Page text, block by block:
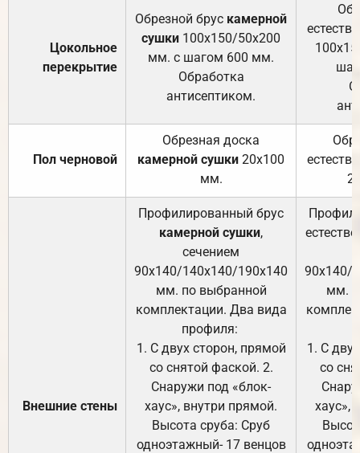
Цокольное
перекрытие
Обрезной брус камерной
сушки 100х150/50х200
мм. с шагом 600 мм.
Обработка
антисептиком.
Пол черновой
Обрезная доска
камерной сушки 20х100
мм.
Внешние стены
Профилированный брус
камерной сушки,
сечением
90х140/140х140/190х140
мм. по выбранной
комплектации. Два вида
профиля:
1. С двух сторон, прямой
со снятой фаской. 2.
Снаружи под «блок-
хаус», внутри прямой.
Высота сруба: Сруб
одноэтажный- 17 венцов
90х140/
мм.
1. С
со
хаус»,